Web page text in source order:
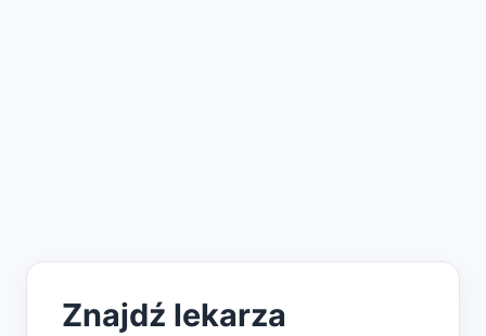
Znajdź lekarza